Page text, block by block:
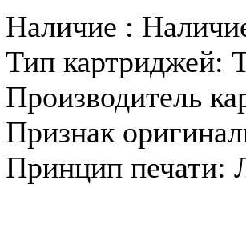
Наличие :
Тип картриджей:
Производитель
Признак
Принцип печати: